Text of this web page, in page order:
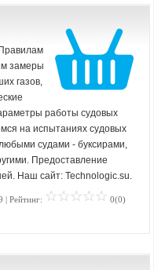
замеры
газов,
работы судовых
на испытаниях судовых
судами - буксирами,
Предоставление
Наш сайт: Technologic.su.
| Рейтинг:
0(0)